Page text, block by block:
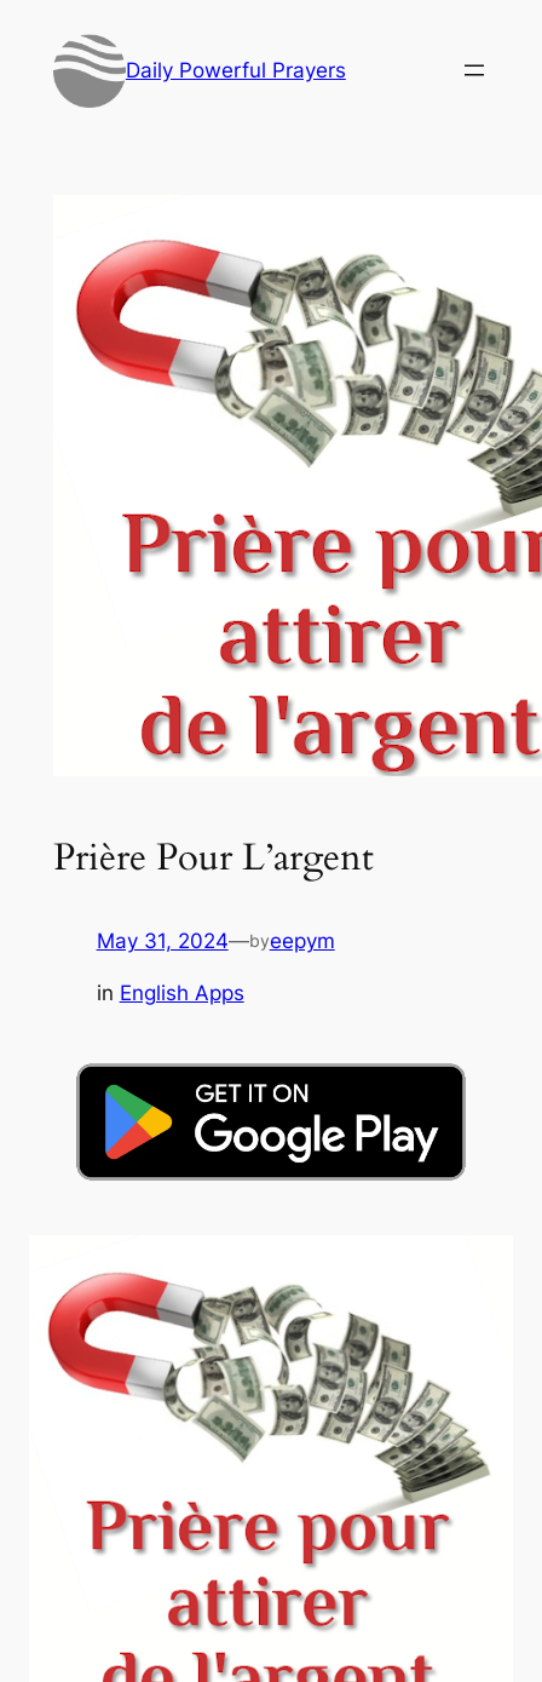
content
Daily Powerful Prayers
Prière Pour L’argent
May 31, 2024—byeepym
in English Apps